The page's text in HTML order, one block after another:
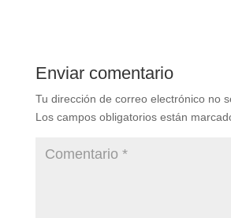
Enviar comentario
Tu dirección de correo electrónico no
Los campos obligatorios están